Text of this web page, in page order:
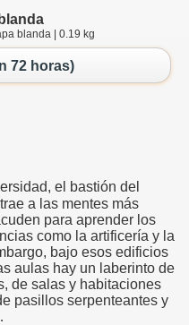
blanda | 0.19 kg
72 horas)
el bastión del
a las mentes más
para aprender los
como la artificería y la
bajo esos edificios
aulas hay un laberinto de
de salas y habitaciones
pasillos serpenteantes y